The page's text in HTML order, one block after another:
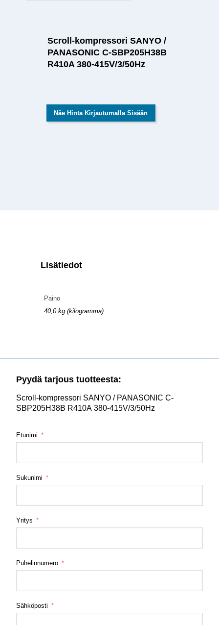
Scroll-kompressori SANYO /
PANASONIC C-SBP205H38B
R410A 380-415V/3/50Hz
Näe Hinta Kirjautumalla Sisään
Lisätiedot
Paino
40,0 kg (kilogramma)
Pyydä tarjous tuotteesta:
Scroll-kompressori SANYO / PANASONIC C-
SBP205H38B R410A 380-415V/3/50Hz
Etunimi
Sukunimi
Yritys
Puhelinnumero
Sähköposti